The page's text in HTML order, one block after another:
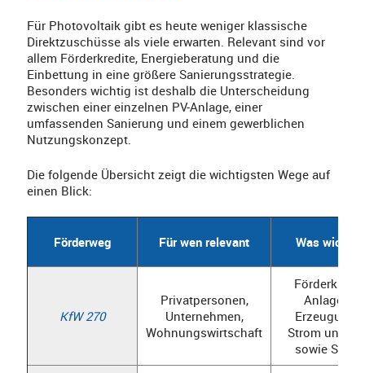
Für Photovoltaik gibt es heute weniger klassische
Direktzuschüsse als viele erwarten. Relevant sind vor
allem Förderkredite, Energieberatung und die
Einbettung in eine größere Sanierungsstrategie.
Besonders wichtig ist deshalb die Unterscheidung
zwischen einer einzelnen PV-Anlage, einer
umfassenden Sanierung und einem gewerblichen
Nutzungskonzept.
Die folgende Übersicht zeigt die wichtigsten Wege auf
einen Blick:
Förderweg Für wen relevant Was
KfW 270
Privatpersonen,
Unternehmen,
Wohnungswirtschaft
Anlagen
Erzeugung
Strom und
sowie